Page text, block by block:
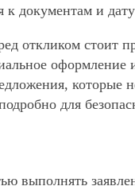
документам и
откликом стоит
оформление
которые
для
выполнять